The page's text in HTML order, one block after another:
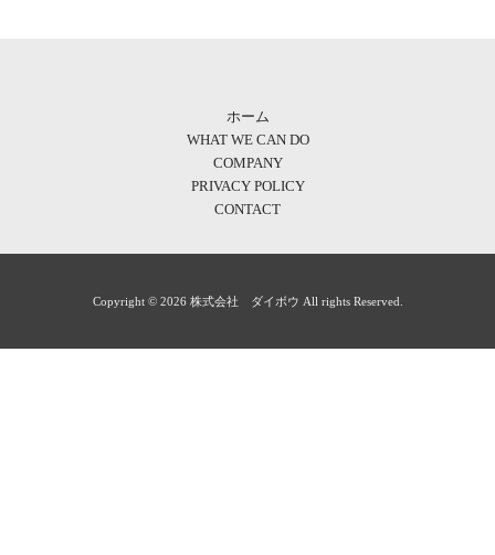
ホーム
WHAT WE CAN DO
COMPANY
PRIVACY POLICY
CONTACT
Copyright © 2026 株式会社 ダイボウ All rights Reserved.